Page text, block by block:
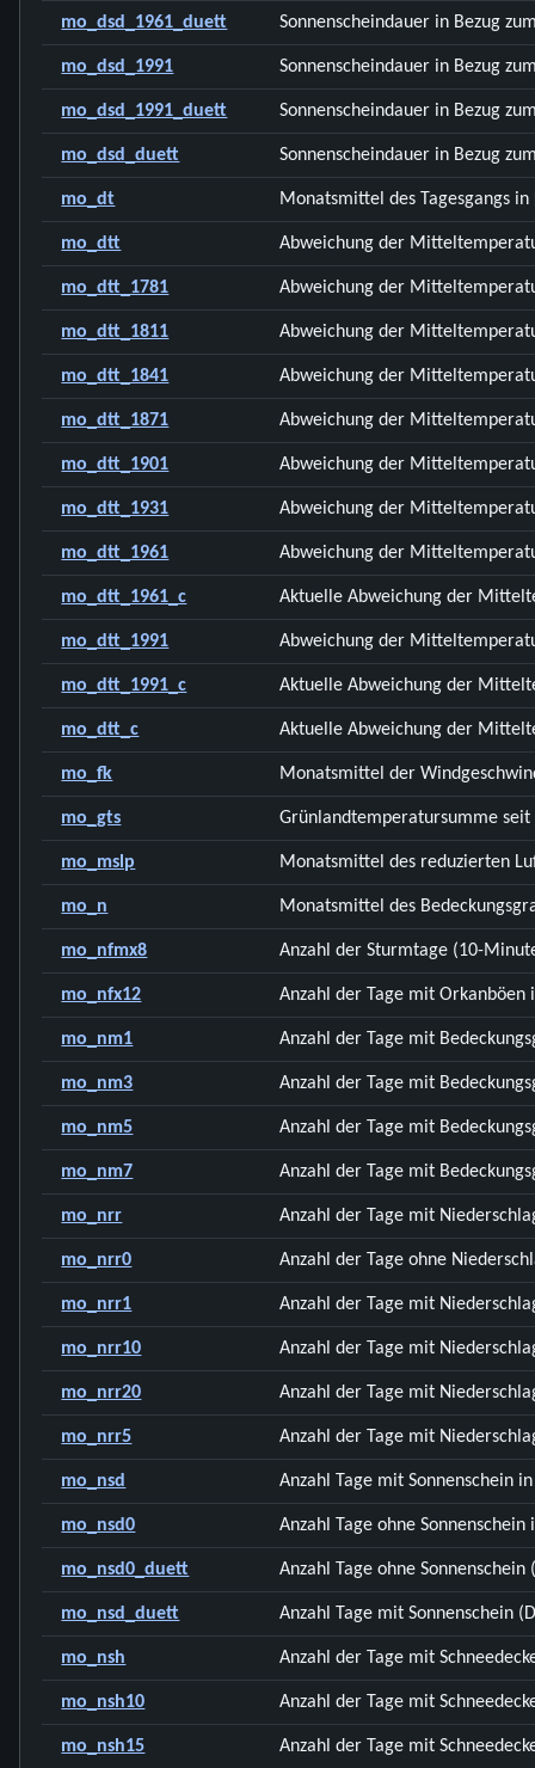
mo_dsd_1961_duett Sonnenscheindauer in Bezug
mo_dsd_1991 Sonnenscheindauer in Bezug
mo_dsd_1991_duett Sonnenscheindauer in Bezug
mo_dsd_duett Sonnenscheindauer in Bezug
mo_dt Monatsmittel des Tagesgangs in
mo_dtt Abweichung der
mo_dtt_1781 Abweichung der
mo_dtt_1811 Abweichung der
mo_dtt_1841 Abweichung der
mo_dtt_1871 Abweichung der
mo_dtt_1901 Abweichung der
mo_dtt_1931 Abweichung der
mo_dtt_1961 Abweichung der
mo_dtt_1961_c Aktuelle Abweichung der
mo_dtt_1991 Abweichung der
mo_dtt_1991_c Aktuelle Abweichung der
mo_dtt_c Aktuelle Abweichung der
mo_fk Monatsmittel der
mo_gts Grünlandtemperatursumme seit
mo_mslp Monatsmittel des reduzierten
mo_n Monatsmittel des
mo_nfmx8 Anzahl der Sturmtage (10-
mo_nfx12 Anzahl der Tage mit Orkanböen
mo_nm1 Anzahl der Tage mit
mo_nm3 Anzahl der Tage mit
mo_nm5 Anzahl der Tage mit
mo_nm7 Anzahl der Tage mit
mo_nrr Anzahl der Tage mit
mo_nrr0 Anzahl der Tage ohne
mo_nrr1 Anzahl der Tage mit
mo_nrr10 Anzahl der Tage mit
mo_nrr20 Anzahl der Tage mit
mo_nrr5 Anzahl der Tage mit
mo_nsd Anzahl Tage mit Sonnenschein
mo_nsd0 Anzahl Tage ohne Sonnenschein
mo_nsd0_duett Anzahl Tage ohne Sonnenschein
mo_nsd_duett Anzahl Tage mit Sonnenschein
mo_nsh Anzahl der Tage mit
mo_nsh10 Anzahl der Tage mit
mo_nsh15 Anzahl der Tage mit